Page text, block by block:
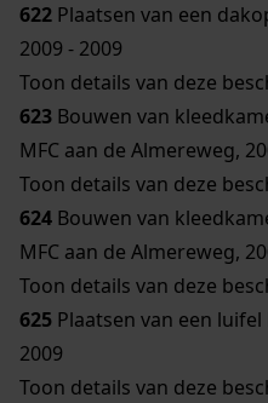
622 Plaatsen van een
2009 - 2009
Toon details van deze
623 Bouwen van
MFC aan de Almereweg,
Toon details van deze
624 Bouwen van
MFC aan de Almereweg,
Toon details van deze
625 Plaatsen van een
2009
Toon details van deze